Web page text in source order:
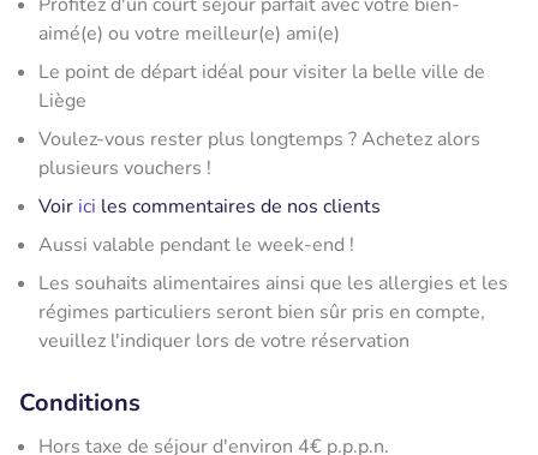
aimé(e) ou votre meilleur(e) ami(e)
Le point de départ idéal pour visiter la belle ville de
Liège
Voulez-vous rester plus longtemps ? Achetez alors
plusieurs vouchers !
Voir ici les commentaires de nos clients
Aussi valable pendant le week-end !
Les souhaits alimentaires ainsi que les allergies et les
régimes particuliers seront bien sûr pris en compte,
veuillez l'indiquer lors de votre réservation
Conditions
Hors taxe de séjour d'environ 4€ p.p.p.n.